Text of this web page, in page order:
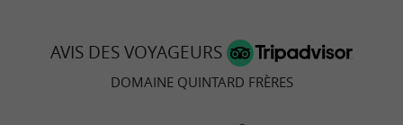
AVIS DES VOYAGEURS
DOMAINE QUINTARD FRÈRES